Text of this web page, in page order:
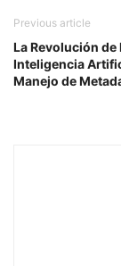
Previous article
La Revolución de
Inteligencia
Manejo de